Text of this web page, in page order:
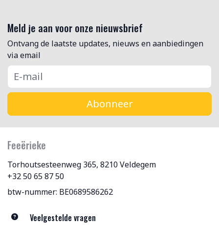
Meld je aan voor onze nieuwsbrief
Ontvang de laatste updates, nieuws en aanbiedingen
via email
Abonneer
Feeërieke
Torhoutsesteenweg 365, 8210 Veldegem
+32 50 65 87 50
btw-nummer: BE0689586262
Veelgestelde vragen